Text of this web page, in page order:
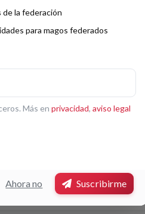
Nacional 2014
de FESMA celebrado en 2014.
de la federación
para magos federados
Más en privacidad, aviso legal
Ahora no Suscribirme